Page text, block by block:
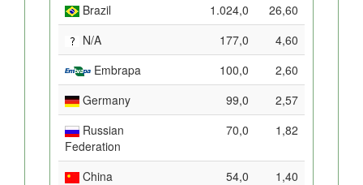
Brazil
1.024,0
26,60
N/A
177,0
4,60
Embrapa
100,0
2,60
Germany
99,0
2,57
Russian
Federation
70,0 1,82
China 54,0
1,40